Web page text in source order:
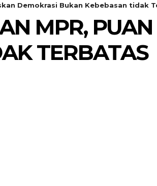
Demokrasi Bukan Kebebasan tidak
MPR,
TERBATAS